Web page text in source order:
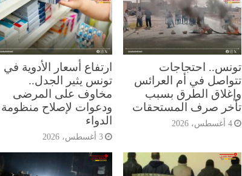
تونس.. احتجاجات
تتواصل في أم العرائس
وإغلاق الطرق بسبب
تأخر صرف المستحقات
4 أغسطس، 2026
ارتفاع أسعار الأدوية في
تونس يثير الجدل..
مخاوف على المرضى
ودعوات لإصلاح منظومة
الدواء
3 أغسطس، 2026